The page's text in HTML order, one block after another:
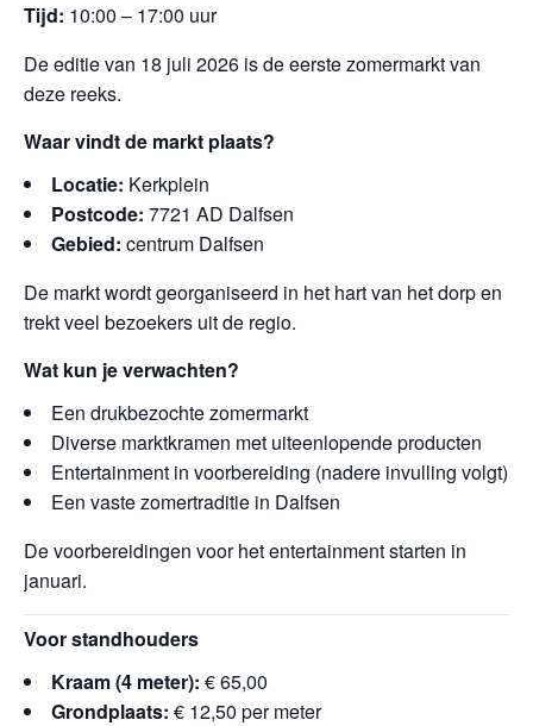
Tijd: 10:00 – 17:00 uur
De editie van 18 juli 2026 is de eerste zomermarkt van
deze reeks.
Waar vindt de markt plaats?
Locatie: Kerkplein
Postcode: 7721 AD Dalfsen
Gebied: centrum Dalfsen
De markt wordt georganiseerd in het hart van het dorp en
trekt veel bezoekers uit de regio.
Wat kun je verwachten?
Een drukbezochte zomermarkt
Diverse marktkramen met uiteenlopende producten
Entertainment in voorbereiding (nadere invulling volgt)
Een vaste zomertraditie in Dalfsen
De voorbereidingen voor het entertainment starten in
januari.
Voor standhouders
Kraam (4 meter): € 65,00
Grondplaats: € 12,50 per meter